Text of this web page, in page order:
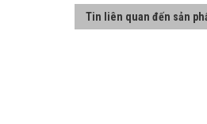
Tin liên quan đến sản